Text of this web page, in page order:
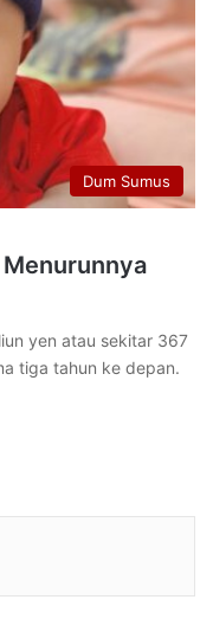
Dum Sumus
yen atau sekitar 367
tiga tahun ke depan.